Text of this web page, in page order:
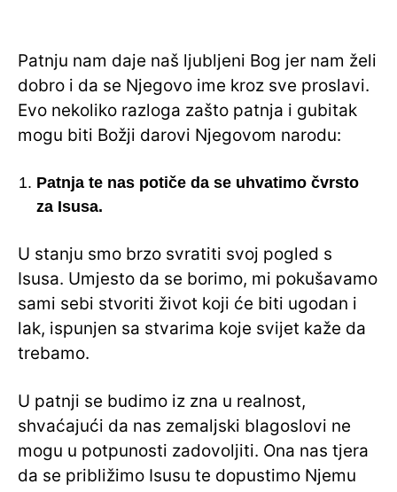
Patnju nam daje naš ljubljeni Bog jer nam želi
dobro i da se Njegovo ime kroz sve proslavi.
Evo nekoliko razloga zašto patnja i gubitak
mogu biti Božji darovi Njegovom narodu:
Patnja te nas potiče da se uhvatimo čvrsto
za Isusa.
U stanju smo brzo svratiti svoj pogled s
Isusa. Umjesto da se borimo, mi pokušavamo
sami sebi stvoriti život koji će biti ugodan i
lak, ispunjen sa stvarima koje svijet kaže da
trebamo.
U patnji se budimo iz zna u realnost,
shvaćajući da nas zemaljski blagoslovi ne
mogu u potpunosti zadovoljiti. Ona nas tjera
da se približimo Isusu te dopustimo Njemu